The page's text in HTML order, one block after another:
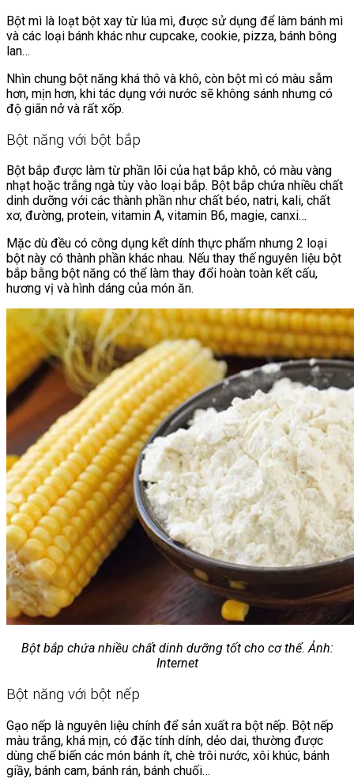
Bột mì là loạt bột xay từ lúa mì, được sử dụng để làm bánh mì
và các loại bánh khác như cupcake, cookie, pizza, bánh bông
lan…
Nhìn chung bột năng khá thô và khô, còn bột mì có màu sẫm
hơn, mịn hơn, khi tác dụng với nước sẽ không sánh nhưng có
độ giãn nở và rất xốp.
Bột năng với bột bắp
Bột bắp được làm từ phần lõi của hạt bắp khô, có màu vàng
nhạt hoặc trắng ngà tùy vào loại bắp. Bột bắp chứa nhiều chất
dinh dưỡng với các thành phần như chất béo, natri, kali, chất
xơ, đường, protein, vitamin A, vitamin B6, magie, canxi…
Mặc dù đều có công dụng kết dính thực phẩm nhưng 2 loại
bột này có thành phần khác nhau. Nếu thay thế nguyên liệu bột
bắp bằng bột năng có thể làm thay đổi hoàn toàn kết cấu,
hương vị và hình dáng của món ăn.
Bột bắp chứa nhiều chất dinh dưỡng tốt cho cơ thể. Ảnh:
Internet
Bột năng với bột nếp
Gạo nếp là nguyên liệu chính để sản xuất ra bột nếp. Bột nếp
màu trắng, khá mịn, có đặc tính dính, dẻo dai, thường được
dùng chế biến các món bánh ít, chè trôi nước, xôi khúc, bánh
giầy, bánh cam, bánh rán, bánh chuối…